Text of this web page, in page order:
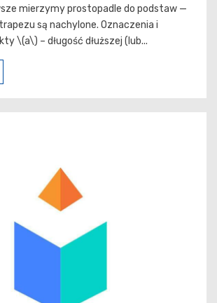
mierzymy prostopadle do podstaw —
są nachylone. Oznaczenia i
\(a\) – długość dłuższej (lub...